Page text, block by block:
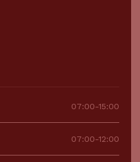
07:00-15:00
07:00-12:00